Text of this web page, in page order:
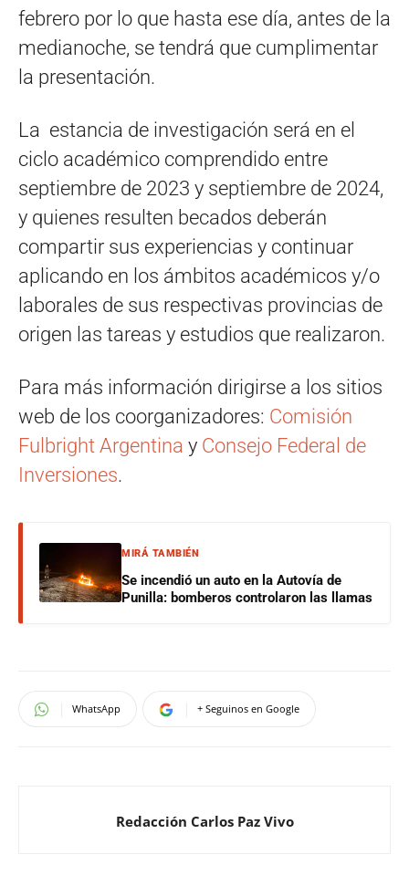
febrero por lo que hasta ese día, antes de la
medianoche, se tendrá que cumplimentar
la presentación.
La estancia de investigación será en el
ciclo académico comprendido entre
septiembre de 2023 y septiembre de 2024,
y quienes resulten becados deberán
compartir sus experiencias y continuar
aplicando en los ámbitos académicos y/o
laborales de sus respectivas provincias de
origen las tareas y estudios que realizaron.
Para más información dirigirse a los sitios
web de los coorganizadores: Comisión
Fulbright Argentina y Consejo Federal de
Inversiones.
MIRÁ TAMBIÉN
Se incendió un auto en la Autovía de
Punilla: bomberos controlaron las llamas
WhatsApp + Seguinos en Google
Redacción Carlos Paz Vivo